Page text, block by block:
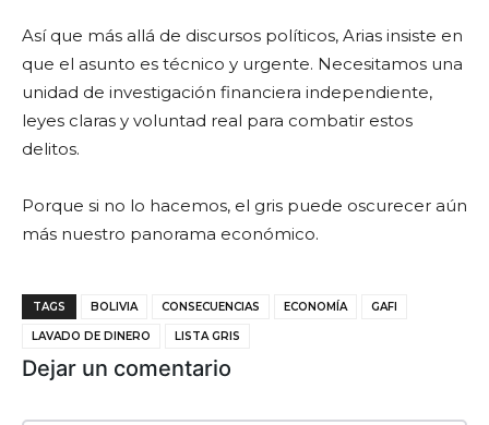
Así que más allá de discursos políticos, Arias insiste en
que el asunto es técnico y urgente. Necesitamos una
unidad de investigación financiera independiente,
leyes claras y voluntad real para combatir estos
delitos.
Porque si no lo hacemos, el gris puede oscurecer aún
más nuestro panorama económico.
TAGS BOLIVIA CONSECUENCIAS ECONOMÍA GAFI
LAVADO DE DINERO LISTA GRIS
Dejar un comentario